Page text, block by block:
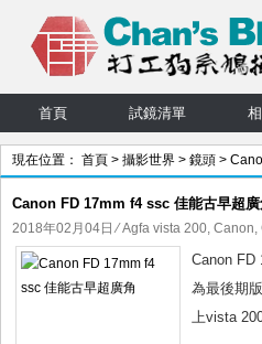
首頁 試鏡清單
現在位置： 首頁 > 攝影世界 > 鏡頭 >
Canon FD 17mm f4 ssc 佳能古早超廣
2018年02月04日 ⁄Agfa vista 200, Canon,
Canon FD
為最後期
上vista